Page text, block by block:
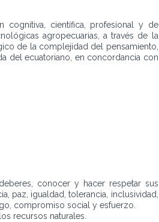
cognitiva, científica, profesional y de
agropecuarias, a través de la
de la complejidad del pensamiento,
del ecuatoriano, en concordancia con
conocer y hacer respetar sus
paz, igualdad, tolerancia, inclusividad,
compromiso social y esfuerzo.
recursos naturales.